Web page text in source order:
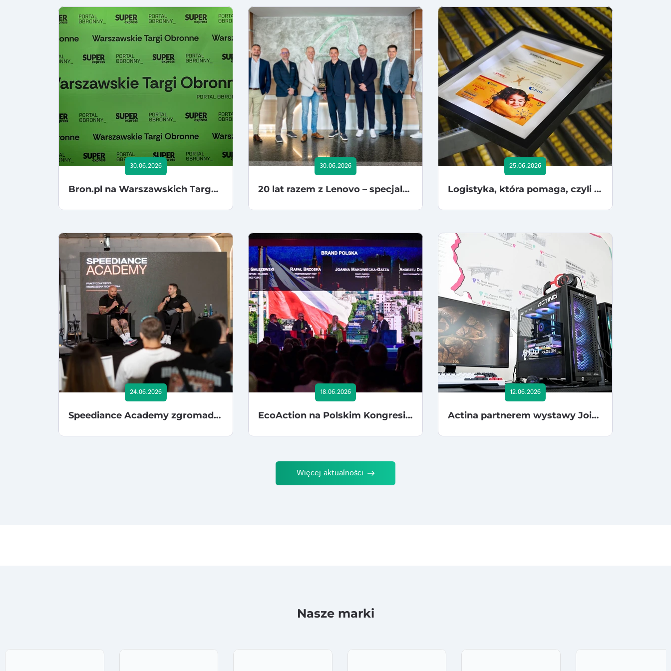
30.06.2026
Bron.pl na Warszawskich Targach Obronnych 2026
30.06.2026
20 lat razem z Lenovo – specjalne wyróżnienie dla ACTION przyznane
25.06.2026
Logistyka, która pomaga, czyli Action SA w programie wsparcia zdrowia psychicznego dzieci
24.06.2026
Speediance Academy zgromadziło trenerów i ekspertów nowych technologii fitness
18.06.2026
EcoAction na Polskim Kongresie Gospodarczym
12.06.2026
Actina partnerem wystawy Join the Game: 40 Years of Polish Games
Więcej aktualności
Nasze marki